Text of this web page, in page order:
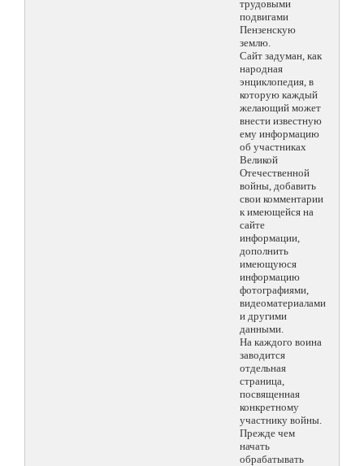
трудовыми
подвигами
Пензенскую
землю.
Сайт задуман, как
народная
энциклопедия, в
которую каждый
желающий может
внести известную
ему информацию
об участниках
Великой
Отечественной
войны, добавить
свои комментарии
к имеющейся на
сайте
информации,
дополнить
имеющуюся
информацию
фотографиями,
видеоматериалами
и другими
данными.
На каждого воина
заводится
отдельная
страница,
посвященная
конкретному
участнику войны.
Прежде чем
начать
обрабатывать